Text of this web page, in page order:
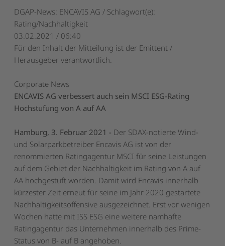
DGAP-News: ENCAVIS AG / Schlagwort(e):
Rating/Nachhaltigkeit
03.02.2021 / 06:40
Für den Inhalt der Mitteilung ist der Emittent /
Herausgeber verantwortlich.
Corporate News
ENCAVIS AG verbessert auch sein MSCI ESG-Rating
Hochstufung von A auf AA
Hamburg, 3. Februar 2021 - Der SDAX-notierte Wind-
und Solarparkbetreiber Encavis AG ist von der
renommierten Ratingagentur MSCI für seine Leistungen
auf dem Gebiet der Nachhaltigkeit im Rating von A auf
AA hochgestuft worden. Damit wird Encavis innerhalb
kürzester Zeit erneut für seine im Jahr 2020 gestartete
Nachhaltigkeitsoffensive ausgezeichnet. Erst vor wenigen
Wochen hatte mit ISS ESG eine weitere namhafte
Ratingagentur das Unternehmen innerhalb des Prime-
Status von B- auf B angehoben.